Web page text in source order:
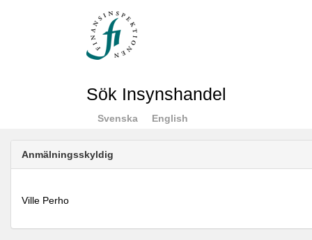
Sök Insynshandel
Svenska English
Anmälningsskyldig
Ville Perho